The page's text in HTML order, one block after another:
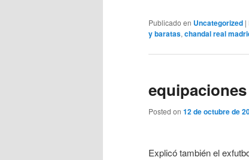
Publicado en Uncategorized |
y baratas, chandal real
Posted on 12 de octubre de
Explicó también el